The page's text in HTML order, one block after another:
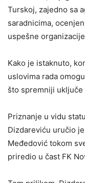
Turskoj, zajedno sa
saradnicima,
uspešne
Kako je istaknuto,
uslovima rada
što spremniji uključe
Priznanje u vidu
Dizdareviću uručio
Međedović tokom
priredio u čast FK